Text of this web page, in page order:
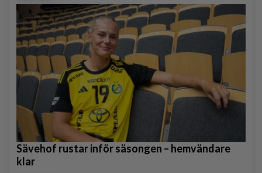
Sävehof rustar inför säsongen – hemvändare
klar